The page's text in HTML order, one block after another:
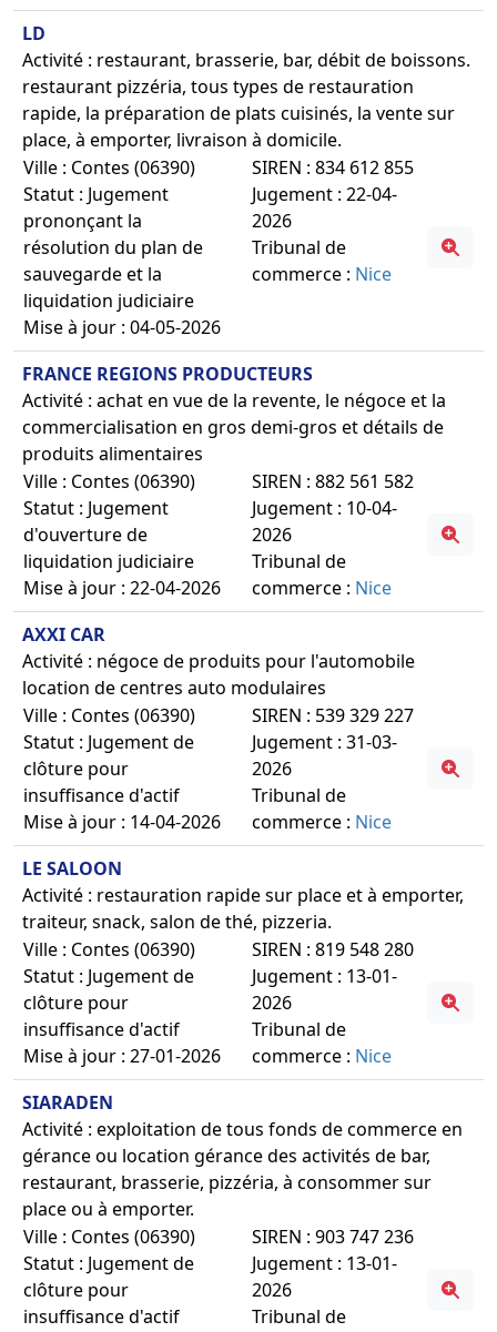
LD
Activité : restaurant, brasserie, bar, débit de boissons.
restaurant pizzéria, tous types de restauration
rapide, la préparation de plats cuisinés, la vente sur
place, à emporter, livraison à domicile.
Ville : Contes (06390)
Statut : Jugement
prononçant la
résolution du plan de
sauvegarde et la
liquidation judiciaire
Mise à jour : 04-05-2026
SIREN : 834 612 855
Jugement : 22-04-
2026
Tribunal de
commerce : Nice
FRANCE REGIONS PRODUCTEURS
Activité : achat en vue de la revente, le négoce et la
commercialisation en gros demi-gros et détails de
produits alimentaires
Ville : Contes (06390)
Statut : Jugement
d'ouverture de
liquidation judiciaire
Mise à jour : 22-04-2026
SIREN : 882 561 582
Jugement : 10-04-
2026
Tribunal de
commerce : Nice
AXXI CAR
Activité : négoce de produits pour l'automobile
location de centres auto modulaires
Ville : Contes (06390)
Statut : Jugement de
clôture pour
insuffisance d'actif
Mise à jour : 14-04-2026
SIREN : 539 329 227
Jugement : 31-03-
2026
Tribunal de
commerce : Nice
LE SALOON
Activité : restauration rapide sur place et à emporter,
traiteur, snack, salon de thé, pizzeria.
Ville : Contes (06390)
Statut : Jugement de
clôture pour
insuffisance d'actif
Mise à jour : 27-01-2026
SIREN : 819 548 280
Jugement : 13-01-
2026
Tribunal de
commerce : Nice
SIARADEN
Activité : exploitation de tous fonds de commerce en
gérance ou location gérance des activités de bar,
restaurant, brasserie, pizzéria, à consommer sur
place ou à emporter.
Ville : Contes (06390)
Statut : Jugement de
clôture pour
insuffisance d'actif
SIREN : 903 747 236
Jugement : 13-01-
2026
Tribunal de